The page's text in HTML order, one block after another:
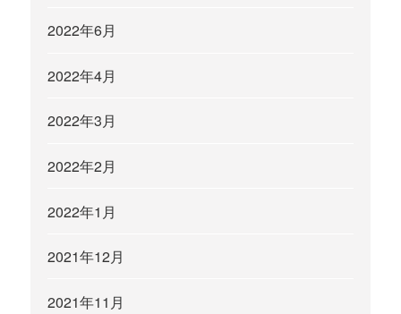
2022年6月
2022年4月
2022年3月
2022年2月
2022年1月
2021年12月
2021年11月